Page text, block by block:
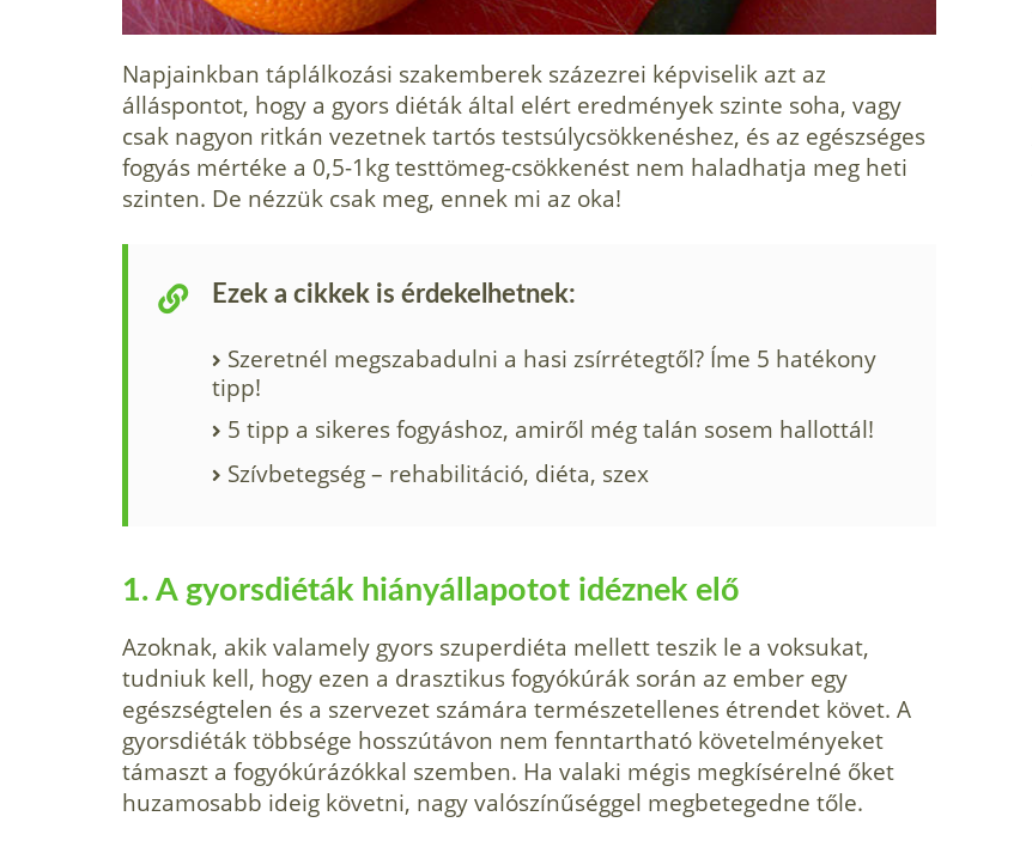
Napjainkban táplálkozási szakemberek százezrei képviselik azt az
álláspontot, hogy a gyors diéták által elért eredmények szinte soha, vagy
csak nagyon ritkán vezetnek tartós testsúlycsökkenéshez, és az egészséges
fogyás mértéke a 0,5-1kg testtömeg-csökkenést nem haladhatja meg heti
szinten. De nézzük csak meg, ennek mi az oka!
Ezek a cikkek is érdekelhetnek:
Szeretnél megszabadulni a hasi zsírrétegtől? Íme 5 hatékony
tipp!
5 tipp a sikeres fogyáshoz, amiről még talán sosem hallottál!
Szívbetegség – rehabilitáció, diéta, szex
1. A gyorsdiéták hiányállapotot idéznek elő
Azoknak, akik valamely gyors szuperdiéta mellett teszik le a voksukat,
tudniuk kell, hogy ezen a drasztikus fogyókúrák során az ember egy
egészségtelen és a szervezet számára természetellenes étrendet követ. A
gyorsdiéták többsége hosszútávon nem fenntartható követelményeket
támaszt a fogyókúrázókkal szemben. Ha valaki mégis megkísérelné őket
huzamosabb ideig követni, nagy valószínűséggel megbetegedne tőle.